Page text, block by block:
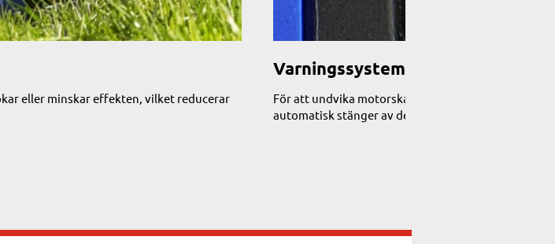
eller minskar effekten, vilket reducerar
Varningssystem för låg oljenivå
För att undvika motorskador och dyra
automatisk stänger av det om oljenivån blir för låg.